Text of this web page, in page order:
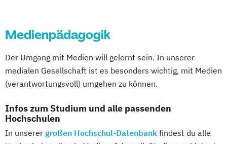
Medienpädagogik
Der Umgang mit Medien will gelernt sein. In unserer
medialen Gesellschaft ist es besonders wichtig, mit Medien
(verantwortungsvoll) umgehen zu können.
Infos zum Studium und alle passenden
Hochschulen
In unserer großen Hochschul-Datenbank findest du alle